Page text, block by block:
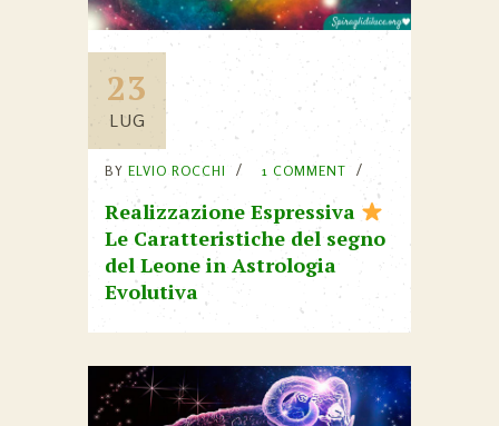
23
LUG
BY ELVIO ROCCHI 1 COMMENT
Realizzazione Espressiva
Le Caratteristiche del segno
del Leone in Astrologia
Evolutiva